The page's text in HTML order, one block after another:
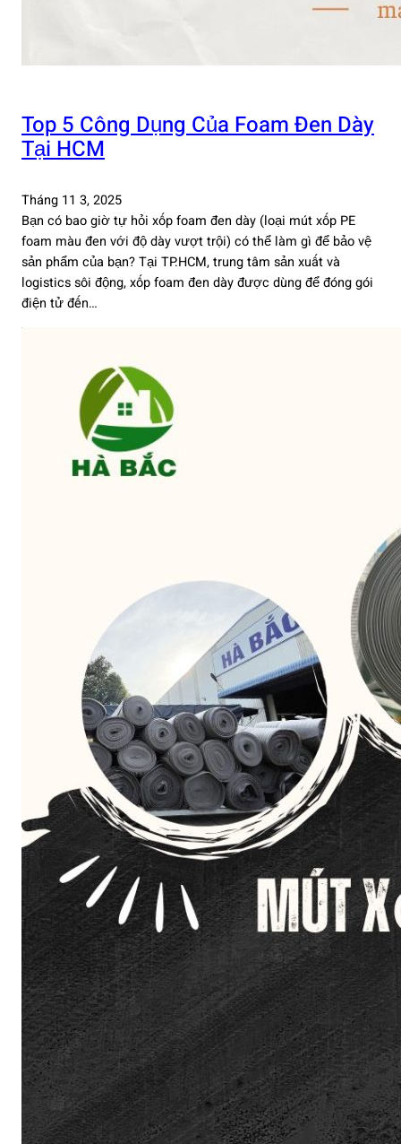
Top 5 Công Dụng Của Foam Đen Dày
Tại HCM
Tháng 11 3, 2025
Bạn có bao giờ tự hỏi xốp foam đen dày (loại mút xốp PE
foam màu đen với độ dày vượt trội) có thể làm gì để bảo vệ
sản phẩm của bạn? Tại TP.HCM, trung tâm sản xuất và
logistics sôi động, xốp foam đen dày được dùng để đóng gói
điện tử đến…